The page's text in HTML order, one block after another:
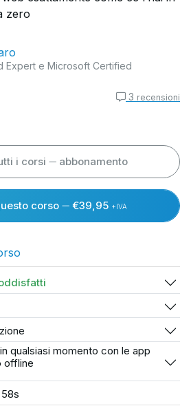
zero
Expert e Microsoft Certified
3 recensioni
i corsi abbonamento
corso €39,95 +IVA
qualsiasi momento con le app
offline